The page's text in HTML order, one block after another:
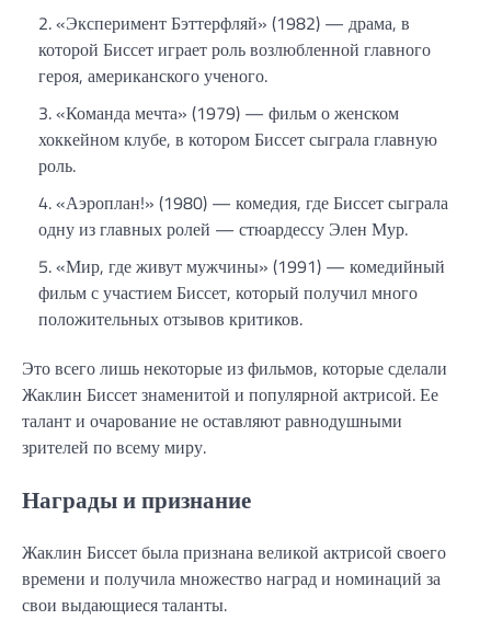
«Эксперимент Бэттерфляй» (1982) — драма, в
которой Биссет играет роль возлюбленной главного
героя, американского ученого.
«Команда мечта» (1979) — фильм о женском
хоккейном клубе, в котором Биссет сыграла главную
роль.
«Аэроплан!» (1980) — комедия, где Биссет сыграла
одну из главных ролей — стюардессу Элен Мур.
«Мир, где живут мужчины» (1991) — комедийный
фильм с участием Биссет, который получил много
положительных отзывов критиков.
Это всего лишь некоторые из фильмов, которые сделали
Жаклин Биссет знаменитой и популярной актрисой. Ее
талант и очарование не оставляют равнодушными
зрителей по всему миру.
Награды и признание
Жаклин Биссет была признана великой актрисой своего
времени и получила множество наград и номинаций за
свои выдающиеся таланты.